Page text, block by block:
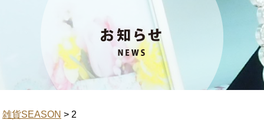
雑貨SEASON > 2